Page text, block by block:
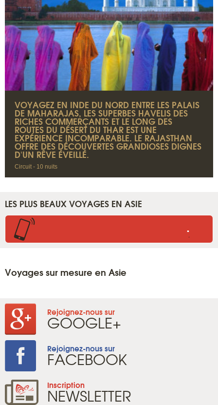
VOYAGEZ EN INDE DU NORD ENTRE LES PALAIS
DE MAHARAJAS, LES SUPERBES HAVELIS DES
RICHES COMMERÇANTS ET LE LONG DES
ROUTES DU DÉSERT DU THAR EST UNE
EXPÉRIENCE INCOMPARABLE. LE RAJASTHAN
OFFRE DES DÉCOUVERTES GRANDIOSES DIGNES
D'UN RÊVE ÉVEILLÉ.
Circuit - 10 nuits
LES PLUS BEAUX VOYAGES EN ASIE
..
Voyages sur mesure en Asie
Rejoignez-nous sur
GOOGLE+
Rejoignez-nous sur
FACEBOOK
Inscription
NEWSLETTER